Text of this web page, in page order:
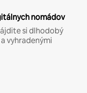
nomádov
si dlhodobý
vyhradenými